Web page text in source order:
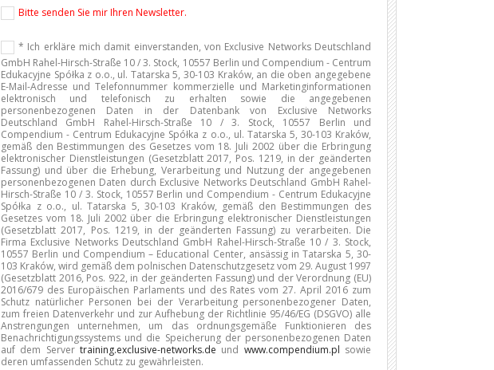
Bitte senden Sie mir Ihren Newsletter.
* Ich erkläre mich damit einverstanden, von Exclusive Networks Deutschland
GmbH Rahel-Hirsch-Straße 10 / 3. Stock, 10557 Berlin und Compendium - Centrum
Edukacyjne Spółka z o.o., ul. Tatarska 5, 30-103 Kraków, an die oben angegebene
E-Mail-Adresse und Telefonnummer kommerzielle und Marketinginformationen
elektronisch und telefonisch zu erhalten sowie die angegebenen
personenbezogenen Daten in der Datenbank von Exclusive Networks
Deutschland GmbH Rahel-Hirsch-Straße 10 / 3. Stock, 10557 Berlin und
Compendium - Centrum Edukacyjne Spółka z o.o., ul. Tatarska 5, 30-103 Kraków,
gemäß den Bestimmungen des Gesetzes vom 18. Juli 2002 über die Erbringung
elektronischer Dienstleistungen (Gesetzblatt 2017, Pos. 1219, in der geänderten
Fassung) und über die Erhebung, Verarbeitung und Nutzung der angegebenen
personenbezogenen Daten durch Exclusive Networks Deutschland GmbH Rahel-
Hirsch-Straße 10 / 3. Stock, 10557 Berlin und Compendium - Centrum Edukacyjne
Spółka z o.o., ul. Tatarska 5, 30-103 Kraków, gemäß den Bestimmungen des
Gesetzes vom 18. Juli 2002 über die Erbringung elektronischer Dienstleistungen
(Gesetzblatt 2017, Pos. 1219, in der geänderten Fassung) zu verarbeiten. Die
Firma Exclusive Networks Deutschland GmbH Rahel-Hirsch-Straße 10 / 3. Stock,
10557 Berlin und Compendium – Educational Center, ansässig in Tatarska 5, 30-
103 Kraków, wird gemäß dem polnischen Datenschutzgesetz vom 29. August 1997
(Gesetzblatt 2016, Pos. 922, in der geänderten Fassung) und der Verordnung (EU)
2016/679 des Europäischen Parlaments und des Rates vom 27. April 2016 zum
Schutz natürlicher Personen bei der Verarbeitung personenbezogener Daten,
zum freien Datenverkehr und zur Aufhebung der Richtlinie 95/46/EG (DSGVO) alle
Anstrengungen unternehmen, um das ordnungsgemäße Funktionieren des
Benachrichtigungssystems und die Speicherung der personenbezogenen Daten
auf dem Server training.exclusive-networks.de und www.compendium.pl sowie
deren umfassenden Schutz zu gewährleisten.